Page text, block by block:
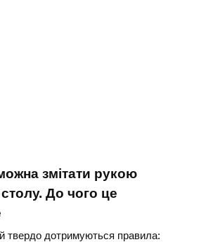
змітати рукою
столу. До чого це
твердо дотримуються правила: